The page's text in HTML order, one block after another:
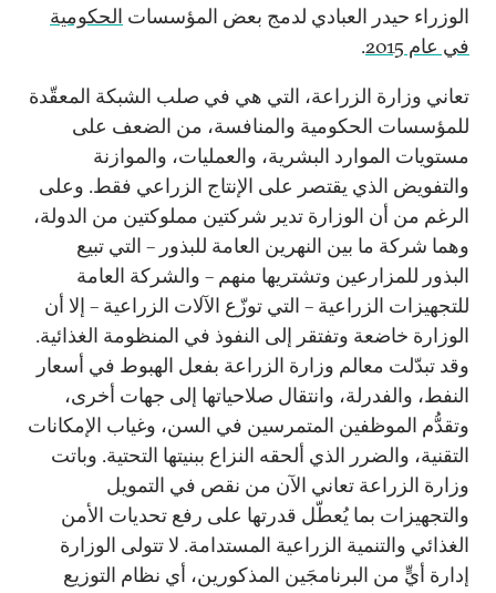
الوزراء حيدر العبادي لدمج بعض المؤسسات الحكومية
في عام 2015
.
تعاني وزارة الزراعة، التي هي في صلب الشبكة المعقّدة
للمؤسسات الحكومية والمنافسة، من الضعف على
مستويات الموارد البشرية، والعمليات، والموازنة
والتفويض الذي يقتصر على الإنتاج الزراعي فقط. وعلى
الرغم من أن الوزارة تدير شركتين مملوكتين من الدولة،
وهما شركة ما بين النهرين العامة للبذور – التي تبيع
البذور للمزارعين وتشتريها منهم – والشركة العامة
للتجهيزات الزراعية – التي توزّع الآلات الزراعية – إلا أن
الوزارة خاضعة وتفتقر إلى النفوذ في المنظومة الغذائية.
وقد تبدّلت معالم وزارة الزراعة بفعل الهبوط في أسعار
النفط، والفدرلة، وانتقال صلاحياتها إلى جهات أخرى،
وتقدُّم الموظفين المتمرسين في السن، وغياب الإمكانات
التقنية، والضرر الذي ألحقه النزاع ببنيتها التحتية. وباتت
وزارة الزراعة تعاني الآن من نقص في التمويل
والتجهيزات بما يُعطّل قدرتها على رفع تحديات الأمن
الغذائي والتنمية الزراعية المستدامة. لا تتولى الوزارة
إدارة أيٍّ من البرنامجَين المذكورين، أي نظام التوزيع